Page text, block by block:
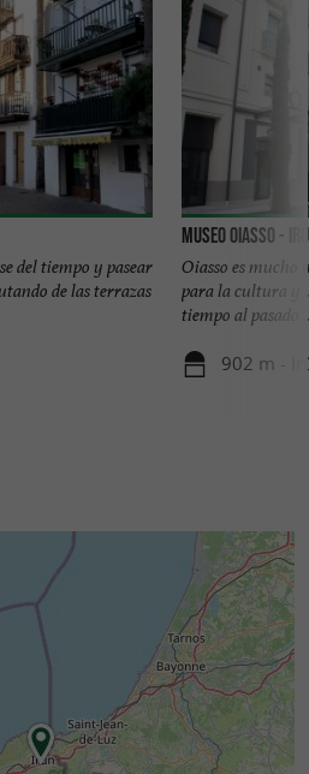
del tiempo y pasear
de las terrazas
Museo Oiasso -
Oiasso es mucho
para la cultura y
tiempo al pasado
902 m -